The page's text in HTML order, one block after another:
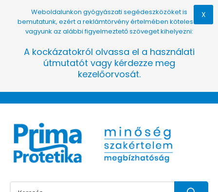
Weboldalunkon gyógyászati segédeszközöket is
bemutatunk, ezért a reklámtörvény értelmében kötelesek
vagyunk az alábbi figyelmeztető szöveget kihelyezni:
A kockázatokról olvassa el a használati
útmutatót vagy kérdezze meg
kezelőorvosát.
X